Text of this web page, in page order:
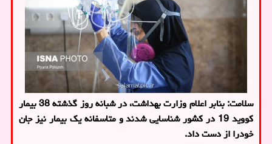
سلامت: بنابر اعلام وزارت بهداشت، در شبانه روز گذشته 38 بیمار
کووید 19 در کشور شناسایی شدند و متاسفانه یک بیمار نیز جان
خودرا از دست داد.